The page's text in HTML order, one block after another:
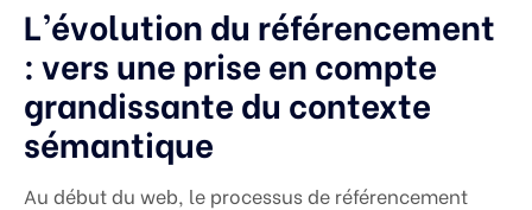
L’évolution du référencement
: vers une prise en compte
grandissante du contexte
sémantique
Au début du web, le processus de référencement